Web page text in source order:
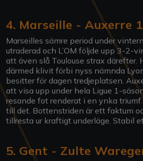
4. Marseille - Auxerre 1
Marseilles sämre period under
utraderad och L’OM följde upp 3-2-
att även slå Toulouse strax därefter.
därmed klivit förbi nyss nämnda
besitter för dagen tredjeplatsen.
att visa upp under hela Ligue 1-
resande fot renderat i en ynka
till det. Bottenstriden är ett faktum
tillresta ur kraftigt underläge. Stabil
5. Gent - Zulte